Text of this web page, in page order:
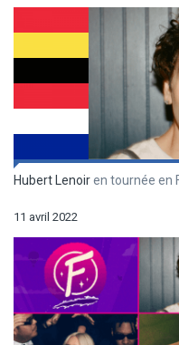
Hubert Lenoiren tournée en
11 avril 2022